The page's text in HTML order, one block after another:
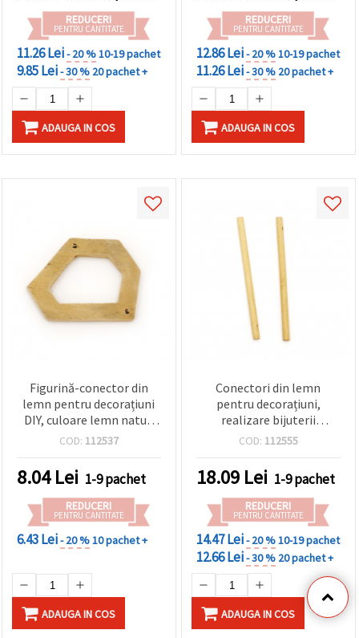
REDUCERI
PENTRU CANTITATE
11.26 Lei- 20 %10-19 pachet
9.85 Lei- 30 % 20 pachet +
ADAUGA IN COS
REDUCERI
PENTRU CANTITATE
12.86 Lei- 20 %10-19 pachet
11.26 Lei- 30 % 20 pachet +
ADAUGA IN COS
Figurină-conector din
lemn pentru decorațiuni
DIY, culoare lemn natur,
52x38x5 mm, orificiu 1,5
COD: 112537
8.04Lei 1-9 pachet
REDUCERI
PENTRU CANTITATE
6.43 Lei- 20 %10 pachet +
ADAUGA IN COS
Conectori din lemn
pentru decorațiuni,
realizare bijuterii
handmade și DIY, 105 x 6
culoare naturală, set de 5
buc.
COD: 112555
18.09 Lei 1-9 pachet
REDUCERI
PENTRU CANTITATE
14.47 Lei- 20 %10-19 pachet
12.66 Lei- 30 % 20 pachet +
ADAUGA IN COS